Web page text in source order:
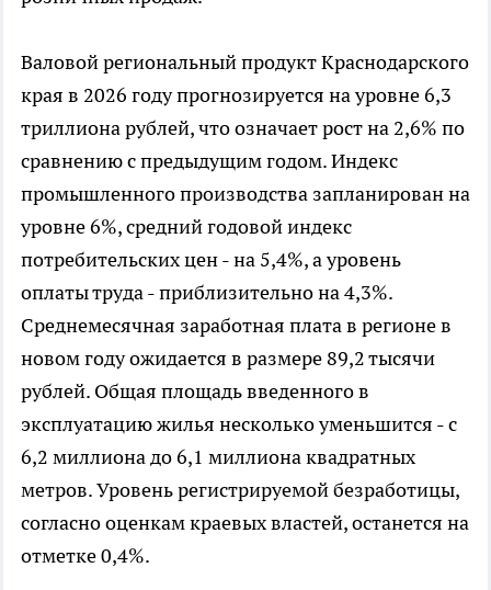
Валовой региональный продукт Краснодарского
края в 2026 году прогнозируется на уровне 6,3
триллиона рублей, что означает рост на 2,6% по
сравнению с предыдущим годом. Индекс
промышленного производства запланирован на
уровне 6%, средний годовой индекс
потребительских цен - на 5,4%, а уровень
оплаты труда - приблизительно на 4,3%.
Среднемесячная заработная плата в регионе в
новом году ожидается в размере 89,2 тысячи
рублей. Общая площадь введенного в
эксплуатацию жилья несколько уменьшится - с
6,2 миллиона до 6,1 миллиона квадратных
метров. Уровень регистрируемой безработицы,
согласно оценкам краевых властей, останется на
отметке 0,4%.